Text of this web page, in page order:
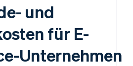
und
für E-
Unternehmen